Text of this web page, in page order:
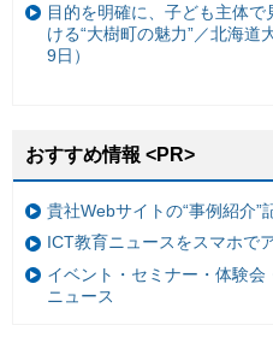
目的を明確に、子ども主体
ける“大樹町の魅力”／北海道
9日）
おすすめ情報 <PR>
貴社Webサイトの“事例紹介”
ICT教育ニュースをスマホで
イベント・セミナー・体験
ニュース